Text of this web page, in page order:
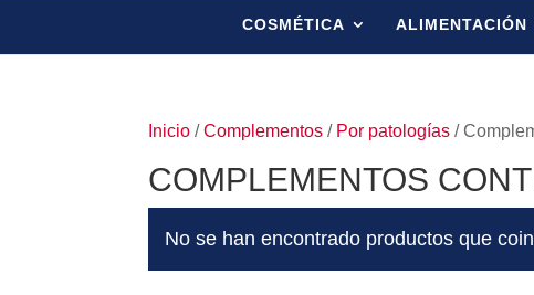
COSMÉTICA ALIMENTACIÓN
Inicio /Complementos / Por patologías /
COMPLEMENTOS
No se han encontrado productos que